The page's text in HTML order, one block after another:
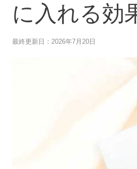
に入れる効
最終更新日：2026年7月20日